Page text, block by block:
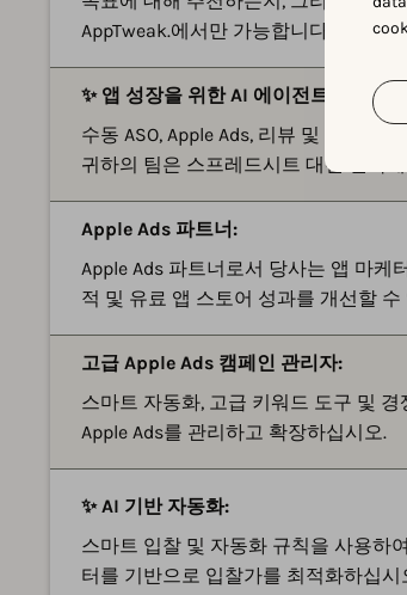
AppTweak.에서만 가능합니다.
✨ 앱 성장을 위한 AI 에이전트:
수동 ASO, Apple Ads, 리뷰 및 보고서
귀하의 팀은 스프레드시트 대신 전략에
Apple Ads 파트너:
Apple Ads 파트너로서 당사는 앱 마케
적 및 유료 앱 스토어 성과를 개선할
고급 Apple Ads 캠페인 관리자:
스마트 자동화, 고급 키워드 도구 및
Apple Ads를 관리하고 확장하십시오.
✨ AI 기반 자동화:
스마트 입찰 및 자동화 규칙을 사용하
터를 기반으로 입찰가를 최적화하십시